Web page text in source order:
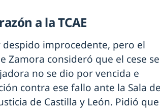
a la TCAE
despido improcedente, pero el
Zamora consideró que el cese se
no se dio por vencida e
contra ese fallo ante la Sala
de Castilla y León. Pidió